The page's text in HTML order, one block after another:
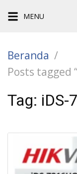
ke
MENU
Beranda
Posts tagged
Tag: iDS-